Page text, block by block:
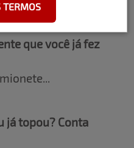
que você já fez
já topou? Conta
TERMOS